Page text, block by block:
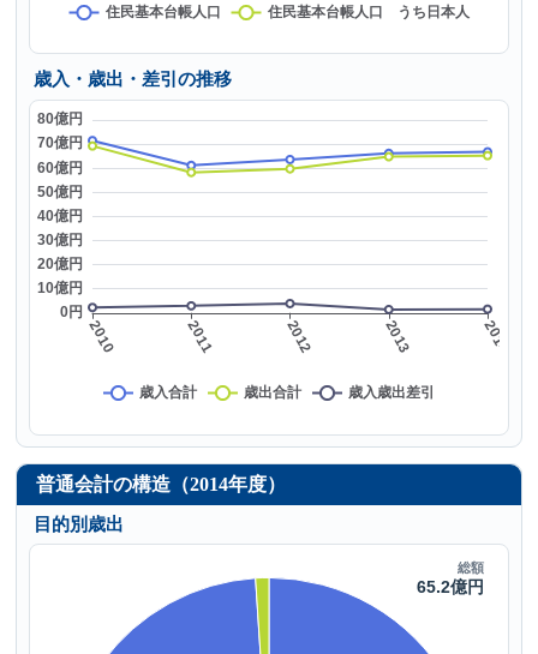
歳入・歳出・差引の推移
普通会計の構造（2014年度）
目的別歳出